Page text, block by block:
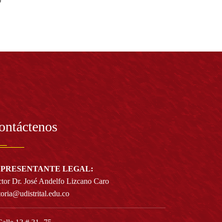
LEGAL:
Dr. José Andelfo Lizcano Caro